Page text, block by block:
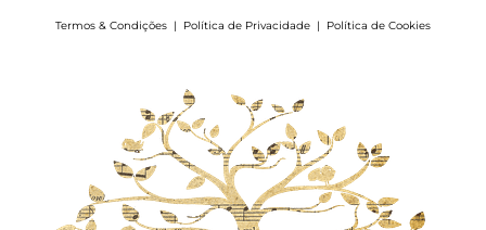
Termos & Condições | Política de Privacidade | Política de Cookies